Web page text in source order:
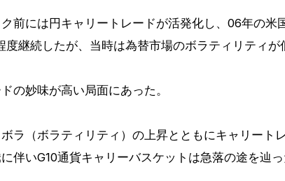
前には円キャリートレードが活発化し、06年の米
度継続したが、当時は為替市場のボラティリティが
の妙味が高い局面にあった。
ラ（ボラティリティ）の上昇とともにキャリート
伴いG10通貨キャリーバスケットは急落の途を辿っ